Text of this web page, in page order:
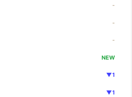
-
-
-
NEW
▼1
▼1